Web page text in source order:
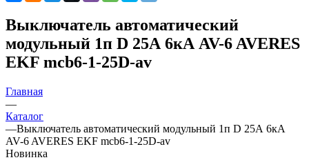
Выключатель автоматический
модульный 1п D 25А 6кА AV-6 AVERES
EKF mcb6-1-25D-av
Главная
—
Каталог
—Выключатель автоматический модульный 1п D 25А 6кА
AV-6 AVERES EKF mcb6-1-25D-av
Новинка